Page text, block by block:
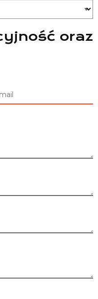
oraz